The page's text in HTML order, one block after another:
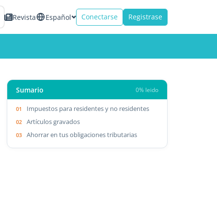
Revista Español Conectarse Registrase
Sumario 0% leido
Impuestos para residentes y no residentes
Artículos gravados
Ahorrar en tus obligaciones tributarias